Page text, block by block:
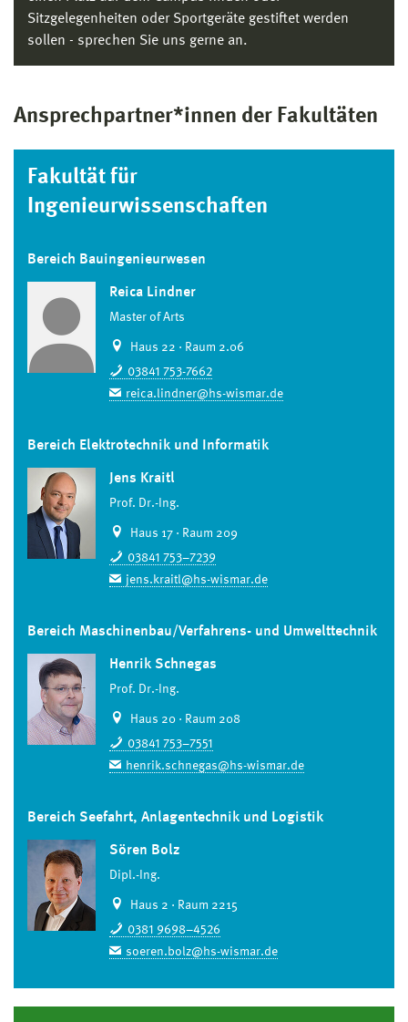
Sitzgelegenheiten oder Sportgeräte gestiftet werden
sollen - sprechen Sie uns gerne an.
Ansprechpartner*innen der Fakultäten
Fakultät für
Ingenieurwissenschaften
Bereich Bauingenieurwesen
Reica Lindner
Master of Arts
Haus 22 · Raum 2.06
03841 753-7662
reica.lindner@hs-wismar.de
Bereich Elektrotechnik und Informatik
Jens Kraitl
Prof. Dr.-Ing.
Haus 17 · Raum 209
03841 753–7239
jens.kraitl@hs-wismar.de
Bereich Maschinenbau/Verfahrens- und Umwelttechnik
Henrik Schnegas
Prof. Dr.-Ing.
Haus 20 · Raum 208
03841 753–7551
henrik.schnegas@hs-wismar.de
Bereich Seefahrt, Anlagentechnik und Logistik
Sören Bolz
Dipl.-Ing.
Haus 2 · Raum 2215
0381 9698–4526
soeren.bolz@hs-wismar.de